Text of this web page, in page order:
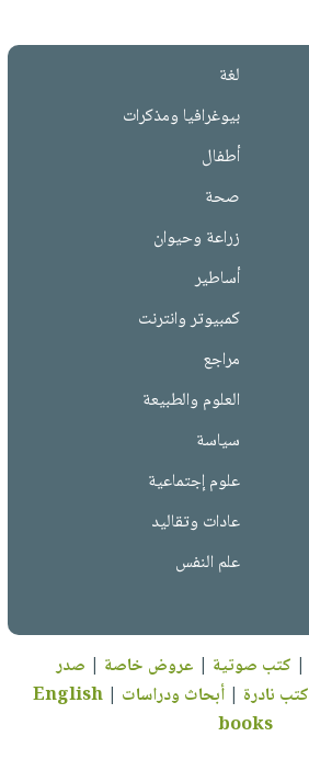
لغة
بيوغرافيا ومذكرات
أطفال
صحة
زراعة وحيوان
أساطير
كمبيوتر وانترنت
مراجع
العلوم والطبيعة
سياسة
علوم إجتماعية
عادات وتقاليد
علم النفس
| كتب صوتية | عروض خاصة | صدر
كتب نادرة |أبحاث ودراسات |
English
books